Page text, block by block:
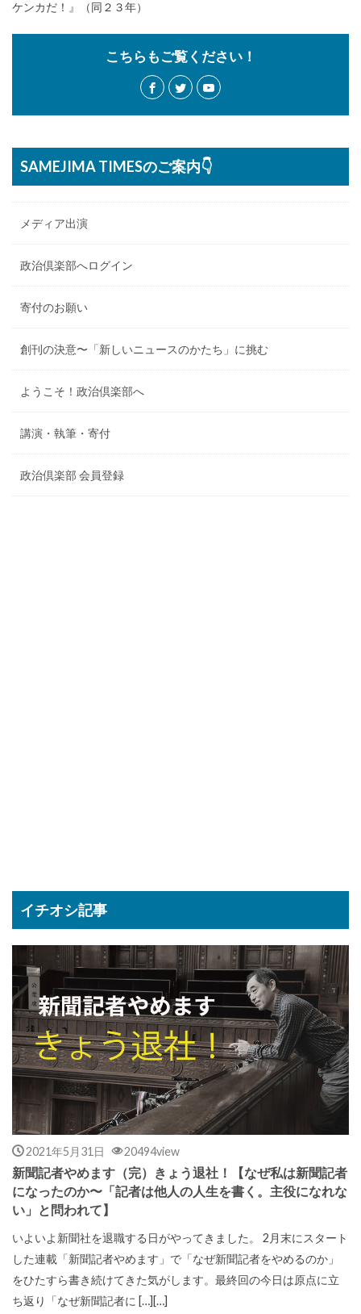
ケンカだ！』（同２３年）
こちらもご覧ください！
SAMEJIMA TIMESのご案内👇
メディア出演
政治倶楽部へログイン
寄付のお願い
創刊の決意〜「新しいニュースのかたち」に挑む
ようこそ！政治倶楽部へ
講演・執筆・寄付
政治倶楽部 会員登録
イチオシ記事
2021年5月31日 20494view
新聞記者やめます（完）きょう退社！【なぜ私は新聞記者
になったのか〜「記者は他人の人生を書く。主役になれな
い」と問われて】
いよいよ新聞社を退職する日がやってきました。 2月末にスタート
した連載「新聞記者やめます」で「なぜ新聞記者をやめるのか」
をひたすら書き続けてきた気がします。最終回の今日は原点に立
ち返り「なぜ新聞記者に […][…]